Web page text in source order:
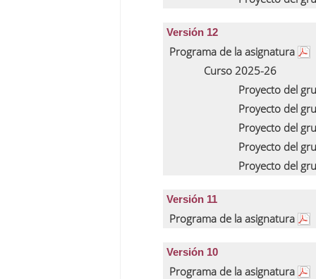
Versión 12
Programa de la asignatura
Curso 2025-26
Proyecto del
Proyecto del
Proyecto del
Proyecto del
Proyecto del
Versión 11
Programa de la asignatura
Versión 10
Programa de la asignatura